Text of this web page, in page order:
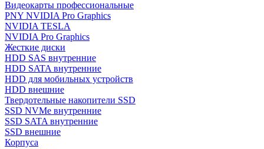
Видеокарты профессиональные
PNY NVIDIA Pro Graphics
NVIDIA TESLA
NVIDIA Pro Graphics
Жесткие диски
HDD SAS внутренние
HDD SATA внутренние
HDD для мобильных устройств
HDD внешние
Твердотельные накопители SSD
SSD NVMe внутренние
SSD SATA внутренние
SSD внешние
Корпуса